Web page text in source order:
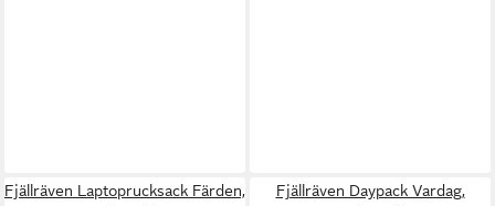
Fjällräven Laptoprucksack Färden,
Fjällräven Daypack Vardag,